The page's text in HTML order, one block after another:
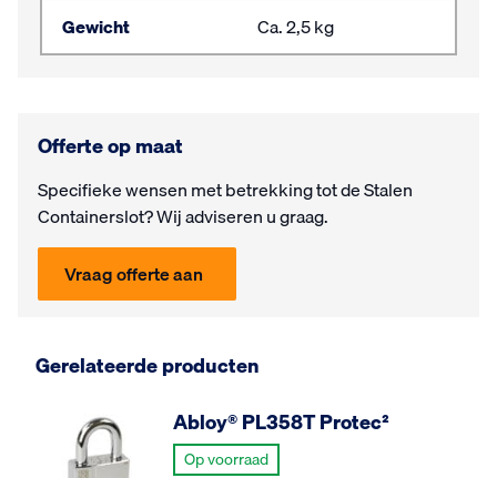
Gewicht
Ca. 2,5 kg
Offerte op maat
Specifieke wensen met be­trek­king tot de Stalen
Containerslot? Wij ad­vi­seren u graag.
Vraag offerte aan
Gerelateerde producten
Abloy® PL358T Protec²
Op voorraad